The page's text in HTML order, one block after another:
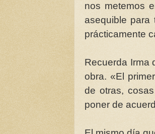
nos metemos
asequible
prácticamente
Recuerda Irma
obra. «El
de otras,
poner de